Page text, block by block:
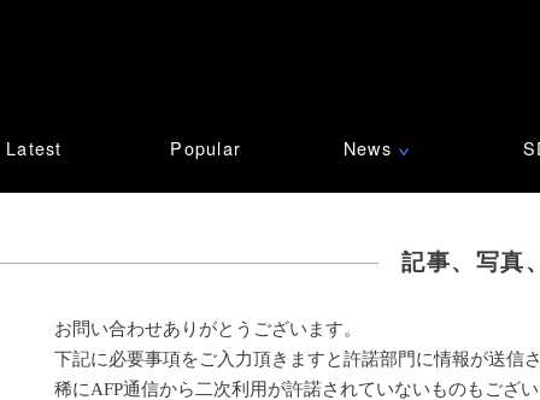
Latest Popular News ∨
記事、写真
お問い合わせありがとうございます。
下記に必要事項をご入力頂きますと許諾部門に情報が送信
稀にAFP通信から二次利用が許諾されていないものもござ